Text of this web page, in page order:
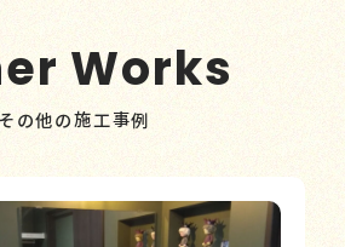
Works
その他の施工事例